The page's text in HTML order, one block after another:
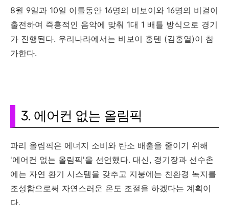
8월 9일과 10일 이틀동안 16명의 비보이와 16명의 비걸이
출전하여 즉흥적인 음악에 맞춰 1대 1 배틀 방식으로 경기
가 진행된다. 우리나라에서는 비보이 홍텐 (김홍열)이 참
가한다.
3. 에어컨 없는 올림픽
파리 올림픽은 에너지 소비와 탄소 배출을 줄이기 위해
'에어컨 없는 올림픽'을 선언했다. 대신, 경기장과 선수촌
에는 자연 환기 시스템을 갖추고 지붕에는 친환경 녹지를
조성함으로써 자연스러운 온도 조절을 하겠다는 계획이
다.